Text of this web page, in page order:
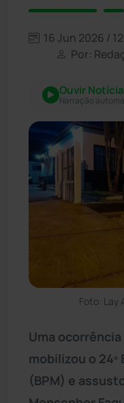
16 Jun 2026 /
Por:
Ouvir Notícia
Narração
Foto: Lay
Uma
mobilizou o 24º
(BPM) e